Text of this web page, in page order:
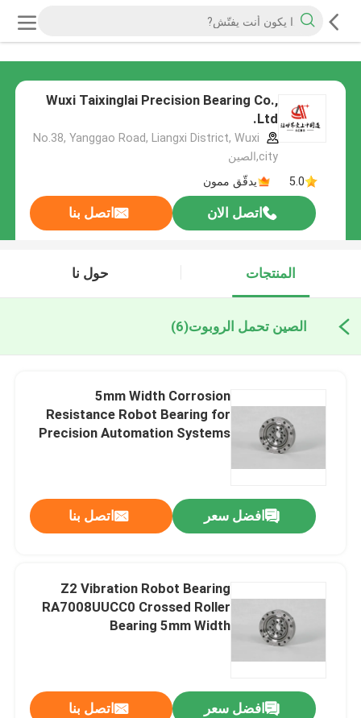
Wuxi Taixinglai Precision Bearing Co.,
Ltd.
No.38, Yanggao Road, Liangxi District, Wuxi
city,الصين
5.0
يدقّق ممون
اتصل الان اتصل بنا
المنتجات حول نا
الصين تحمل الروبوت(6)
5mm Width Corrosion
Resistance Robot Bearing for
Precision Automation Systems
افضل سعر اتصل بنا
Z2 Vibration Robot Bearing
RA7008UUCC0 Crossed Roller
Bearing 5mm Width
افضل سعر اتصل بنا